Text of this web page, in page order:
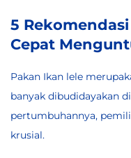
5
Cepat
Pakan Ikan lele
banyak dibudidayakan
pertumbuhannya,
krusial.